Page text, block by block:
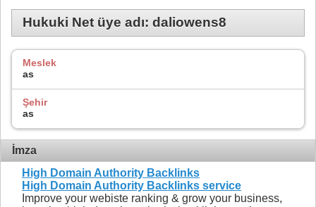
Hukuki Net üye adı: daliowens8
Meslek
as
Şehir
as
İmza
High Domain Authority Backlinks
High Domain Authority Backlinks service
Improve your webiste ranking & grow your business,